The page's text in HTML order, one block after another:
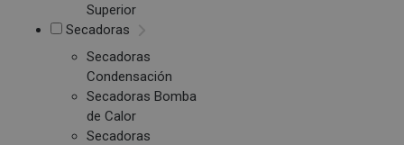
Superior
Secadoras
Secadoras
Condensación
Secadoras Bomba
de Calor
Secadoras